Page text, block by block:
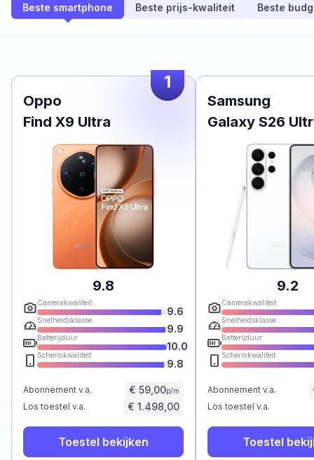
Beste smartphone Beste prijs-kwaliteit Beste
1
Oppo
Find X9 Ultra
9.8
Camerakwaliteit
9.6
Snelheidsklasse
9.9
Batterijduur
10.0
Schermkwaliteit
9.8
Abonnement v.a. € 59,00p/m
Los toestel v.a. € 1.498,00
Toestel bekijken
Samsung
Galaxy S26
9.2
Camerakwaliteit
Snelheidsklasse
Batterijduur
Schermkwaliteit
Abonnement v.a.
Los toestel v.a.
Toestel